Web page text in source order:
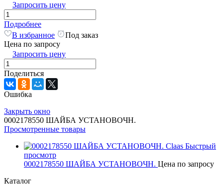
Запросить цену
Подробнее
В избранное
Под заказ
Цена по запросу
Запросить цену
Поделиться
Ошибка
Закрыть окно
0002178550 ШАЙБА УСТАНОВОЧН.
Просмотренные товары
Быстрый
просмотр
0002178550 ШАЙБА УСТАНОВОЧН. Цена по запросу
Каталог